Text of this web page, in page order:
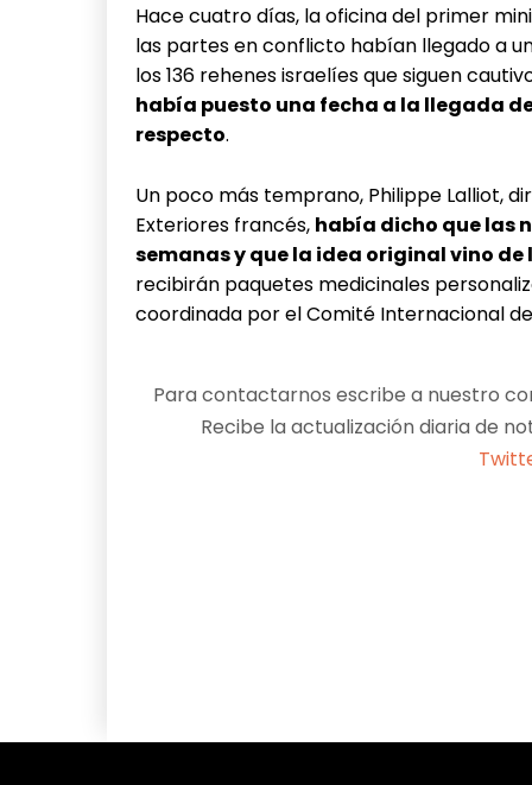
Hace cuatro días, la oficina del primer
las partes en conflicto habían llegado a
los 136 rehenes israelíes que siguen
había puesto una fecha a la llegada
respecto.
Un poco más temprano, Philippe Lalliot,
Exteriores francés, había dicho que las
semanas y que la idea original vino
recibirán paquetes medicinales
coordinada por el Comité Internacional de
Para contactarnos escribe a nuestro
Recibe la actualización diaria de